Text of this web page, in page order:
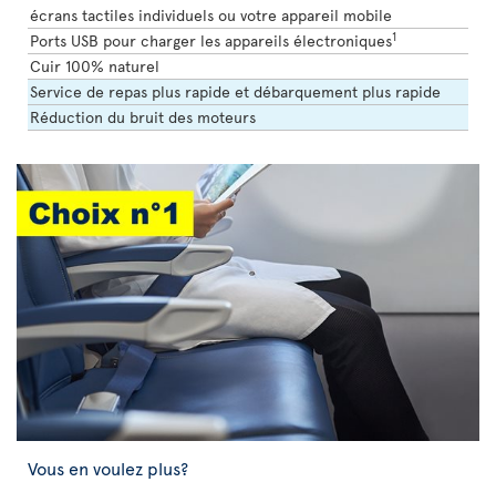
écrans tactiles individuels ou votre appareil mobile
Ports USB pour charger les appareils électroniques1
Cuir 100% naturel
Service de repas plus rapide et débarquement plus rapide
Réduction du bruit des moteurs
Vous en voulez plus?